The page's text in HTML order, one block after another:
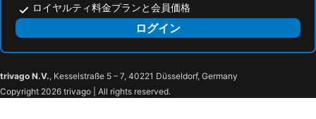
ロイヤルティ料金プランと会員価格
ログイン
trivago N.V., Kesselstraße 5 – 7, 40221 Düsseldorf, Germany
Copyright 2026 trivago | All rights reserved.